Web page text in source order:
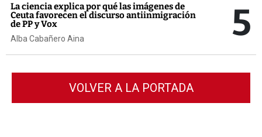
La ciencia explica por qué las imágenes de
Ceuta favorecen el discurso antiinmigración
de PP y Vox
Alba Cabañero Aina 5
VOLVER A LA PORTADA